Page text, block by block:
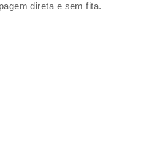
direta e sem fita.